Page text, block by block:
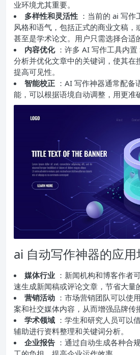
业环境尤其重要。
多样性和灵活性 ：当前的 ai 写
风格和语气，包括正式的商业文稿，
甚至是学术论文。用户只需选择合适
内容优化 ：许多 AI 写作工具内
分析并优化文章中的关键词，使其在
提高可见性。
智能校正 ：AI 写作神器通常配备
能，可以根据语境自动调整，用更准
ai 自动写作神器的应用
媒体行业 ：新闻机构和博客作者
速生成新闻稿或评论文章，节省大量
营销活动 ：市场营销团队可以使
案和社交媒体内容，从而增强品牌传
学术领域 ：学生和研究人员可以
辅助进行资料整理和关键词分析。
企业报告 ：通过自动生成各种合